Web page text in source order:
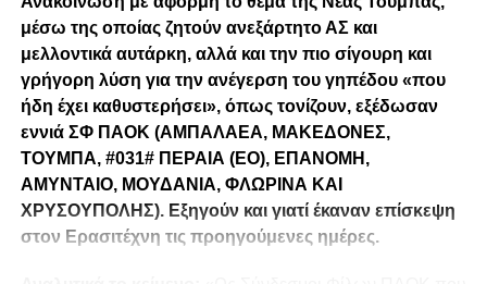
μέσω της οποίας ζητούν ανεξάρτητο ΑΣ και
μελλοντικά αυτάρκη, αλλά και την πιο σίγουρη και
γρήγορη λύση για την ανέγερση του γηπέδου «που
ήδη έχει καθυστερήσει», όπως τονίζουν, εξέδωσαν
εννιά ΣΦ ΠΑΟΚ (ΑΜΠΑΛΑΕΑ, ΜΑΚΕΔΟΝΕΣ,
ΤΟΥΜΠΑ, #031# ΠΕΡΑΙΑ (ΕΟ), ΕΠΑΝΟΜΗ,
ΑΜΥΝΤΑΙΟ, ΜΟΥΔΑΝΙΑ, ΦΛΩΡΙΝΑ ΚΑΙ
ΧΡΥΣΟΥΠΟΛΗΣ). Εξηγούν και γιατί έκαναν επίσκεψη
στον Ερασιτέχνη τις προηγούμενες ημέρες.